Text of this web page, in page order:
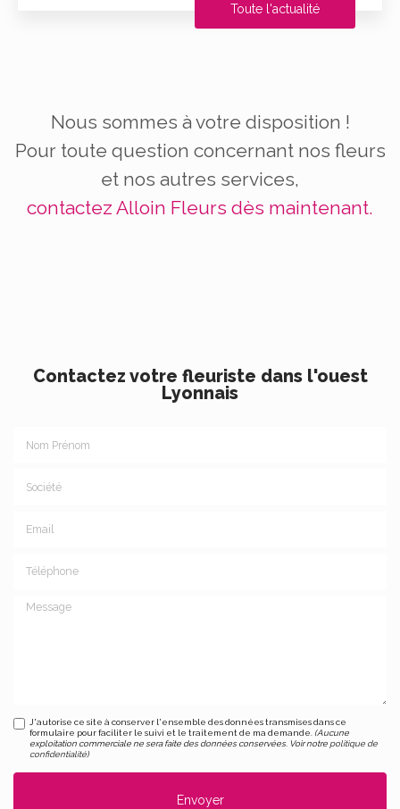
Toute l'actualité
Nous sommes à votre disposition !
Pour toute question concernant nos fleurs
et nos autres services,
contactez Alloin Fleurs dès maintenant.
Contactez votre fleuriste dans l'ouest
Lyonnais
Message
J'autorise ce site à conserver l'ensemble des données transmises dans ce
formulaire pour faciliter le suivi et le traitement de ma demande. (Aucune
exploitation commerciale ne sera faite des données conservées. Voir notre politique de
confidentialité)